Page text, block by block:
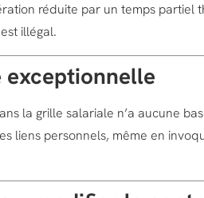
réduite par un temps partiel
illégal.
la grille salariale n’a aucune
liens personnels, même en